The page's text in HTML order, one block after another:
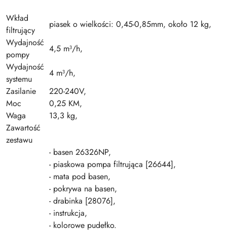
Wkład
filtrujący
piasek o wielkości: 0,45-0,85mm, około 12 kg,
Wydajność
pompy
4,5 m³/h,
Wydajność
systemu
4 m³/h,
Zasilanie
220-240V,
Moc
0,25 KM,
Waga
13,3 kg,
Zawartość
zestawu
- basen 26326NP,
- piaskowa pompa filtrująca [26644],
- mata pod basen,
- pokrywa na basen,
- drabinka [28076],
- instrukcja,
- kolorowe pudełko.